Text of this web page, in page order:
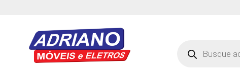
produtos